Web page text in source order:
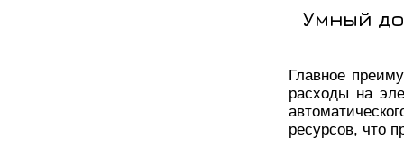
Умный
Главное
расходы на
ресурсов, что